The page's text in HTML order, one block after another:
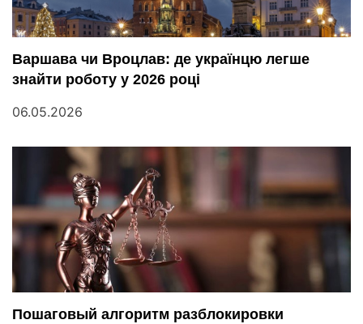
Варшава чи Вроцлав: де українцю легше
знайти роботу у 2026 році
06.05.2026
Пошаговый алгоритм разблокировки